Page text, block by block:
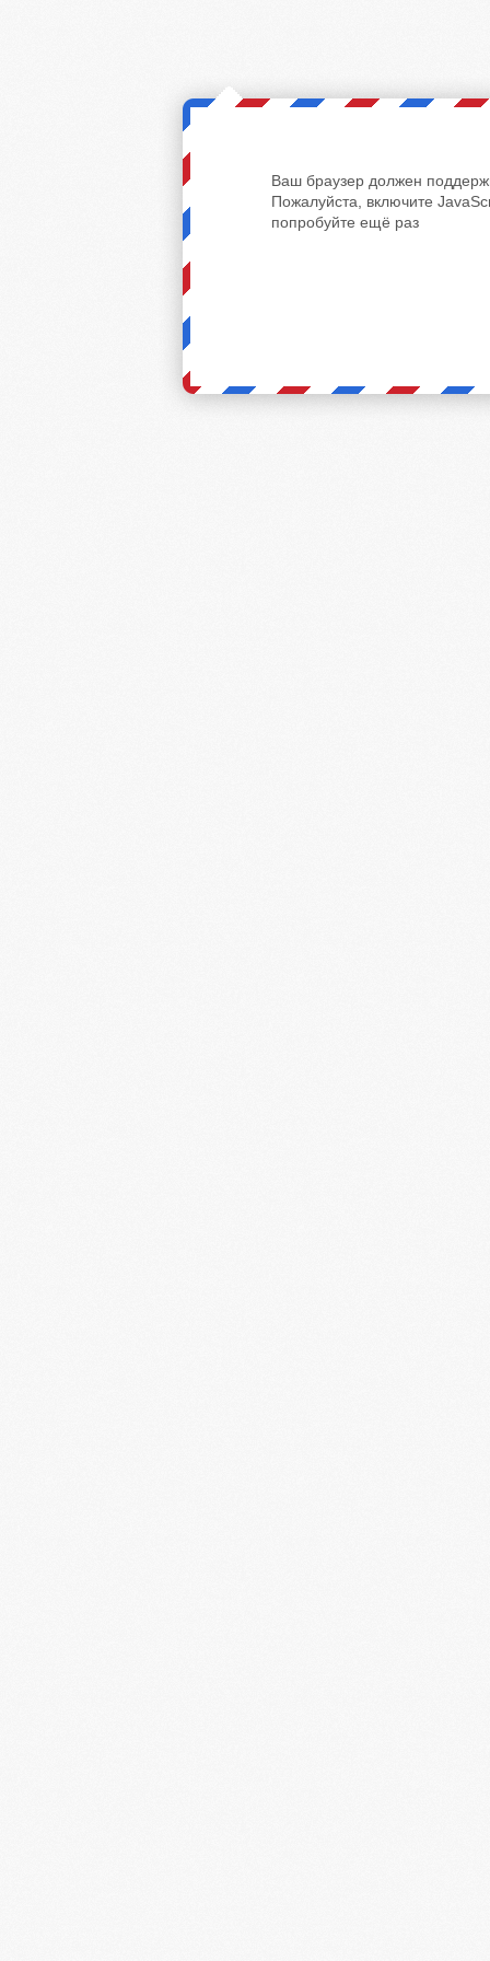
Ваш браузер должен
Пожалуйста, включите
попробуйте ещё раз